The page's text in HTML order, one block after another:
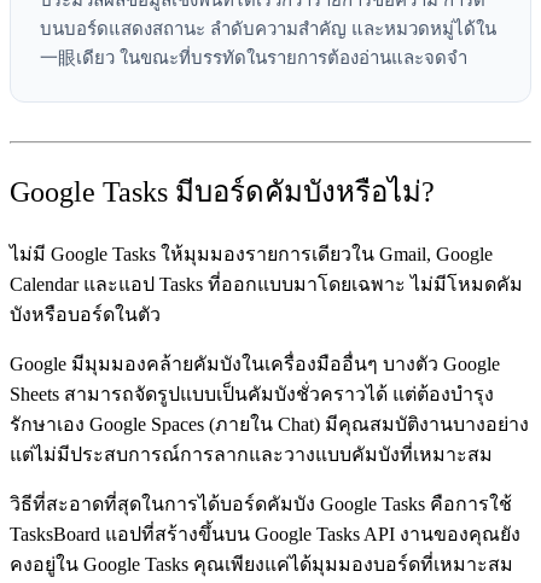
บนบอร์ดแสดงสถานะ ลำดับความสำคัญ และหมวดหมู่ได้ใน
一眼เดียว ในขณะที่บรรทัดในรายการต้องอ่านและจดจำ
Google Tasks มีบอร์ดคัมบังหรือไม่?
ไม่มี Google Tasks ให้มุมมองรายการเดียวใน Gmail, Google
Calendar และแอป Tasks ที่ออกแบบมาโดยเฉพาะ ไม่มีโหมดคัม
บังหรือบอร์ดในตัว
Google มีมุมมองคล้ายคัมบังในเครื่องมืออื่นๆ บางตัว Google
Sheets สามารถจัดรูปแบบเป็นคัมบังชั่วคราวได้ แต่ต้องบำรุง
รักษาเอง Google Spaces (ภายใน Chat) มีคุณสมบัติงานบางอย่าง
แต่ไม่มีประสบการณ์การลากและวางแบบคัมบังที่เหมาะสม
วิธีที่สะอาดที่สุดในการได้บอร์ดคัมบัง Google Tasks คือการใช้
TasksBoard แอปที่สร้างขึ้นบน Google Tasks API งานของคุณยัง
คงอยู่ใน Google Tasks คุณเพียงแค่ได้มุมมองบอร์ดที่เหมาะสม